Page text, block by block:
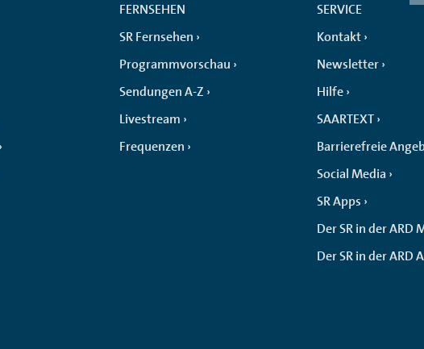
FERNSEHEN
SR Fernsehen
Programmvorschau
Sendungen A-Z
Livestream
Frequenzen
SERVICE
Kontakt
Newsletter
Hilfe
SAARTEXT
Barrierefreie
Social Media
SR Apps
Der SR in der ARD
Der SR in der ARD